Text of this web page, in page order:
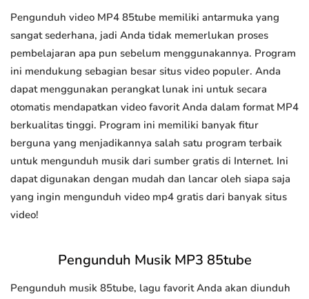
Pengunduh video MP4 85tube memiliki antarmuka yang
sangat sederhana, jadi Anda tidak memerlukan proses
pembelajaran apa pun sebelum menggunakannya. Program
ini mendukung sebagian besar situs video populer. Anda
dapat menggunakan perangkat lunak ini untuk secara
otomatis mendapatkan video favorit Anda dalam format MP4
berkualitas tinggi. Program ini memiliki banyak fitur
berguna yang menjadikannya salah satu program terbaik
untuk mengunduh musik dari sumber gratis di Internet. Ini
dapat digunakan dengan mudah dan lancar oleh siapa saja
yang ingin mengunduh video mp4 gratis dari banyak situs
video!
Pengunduh Musik MP3 85tube
Pengunduh musik 85tube, lagu favorit Anda akan diunduh